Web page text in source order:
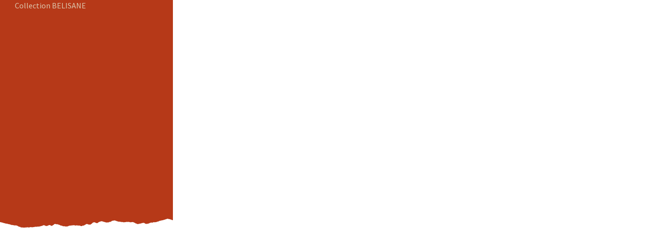
Collection BELISANE